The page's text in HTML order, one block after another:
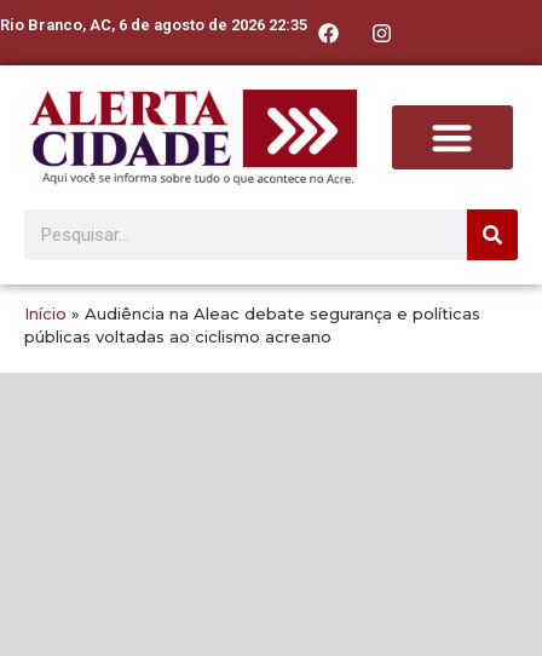
Rio Branco, AC, 6 de agosto de 2026 22:35
Início » Audiência na Aleac debate segurança e políticas
públicas voltadas ao ciclismo acreano